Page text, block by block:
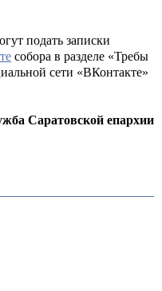
подать записки
собора в разделе «Требы
сети «ВКонтакте»
Саратовской епархии